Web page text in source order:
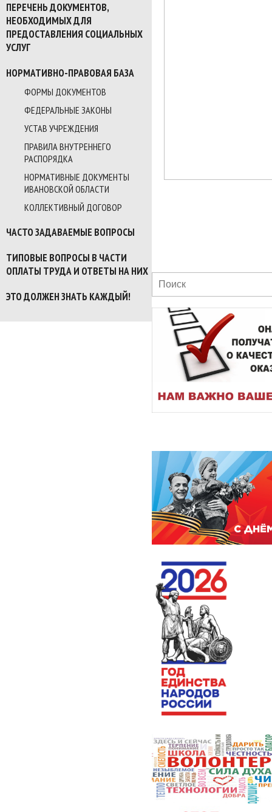
ПЕРЕЧЕНЬ ДОКУМЕНТОВ,
НЕОБХОДИМЫХ ДЛЯ
ПРЕДОСТАВЛЕНИЯ СОЦИАЛЬНЫХ
УСЛУГ
НОРМАТИВНО-ПРАВОВАЯ БАЗА
ФОРМЫ ДОКУМЕНТОВ
ФЕДЕРАЛЬНЫЕ ЗАКОНЫ
УСТАВ УЧРЕЖДЕНИЯ
ПРАВИЛА ВНУТРЕННЕГО
РАСПОРЯДКА
НОРМАТИВНЫЕ ДОКУМЕНТЫ
ИВАНОВСКОЙ ОБЛАСТИ
КОЛЛЕКТИВНЫЙ ДОГОВОР
ЧАСТО ЗАДАВАЕМЫЕ ВОПРОСЫ
ТИПОВЫЕ ВОПРОСЫ В ЧАСТИ
ОПЛАТЫ ТРУДА И ОТВЕТЫ НА НИХ
ЭТО ДОЛЖЕН ЗНАТЬ КАЖДЫЙ!